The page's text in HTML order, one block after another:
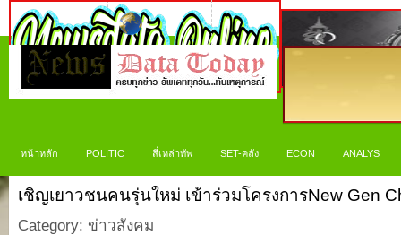
หน้าหลัก POLITIC สี่เหล่าทัพ SET-คลัง ECON ANALYS
เชิญเยาวชนคนรุ่นใหม่ เข้าร่วมโครงการNew Gen
Category: ข่าวสังคม